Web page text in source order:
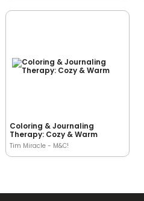
Coloring & Journaling
Therapy: Cozy & Warm
Tim Miracle - M&C!